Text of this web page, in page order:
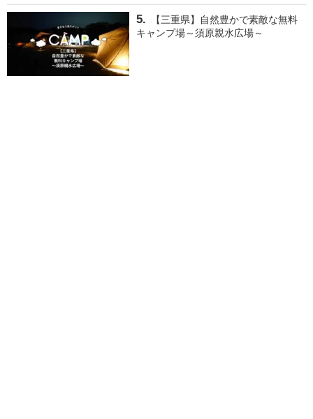
【三重県】自然豊かで素敵な無料
キャンプ場～須原親水広場～